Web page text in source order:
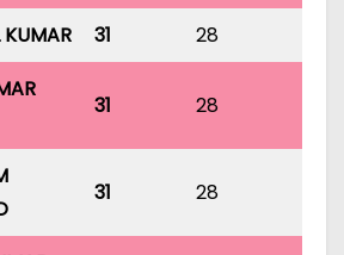
31 28
31 28
31 28